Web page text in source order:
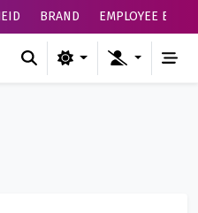
BRAND EMPLOYEE